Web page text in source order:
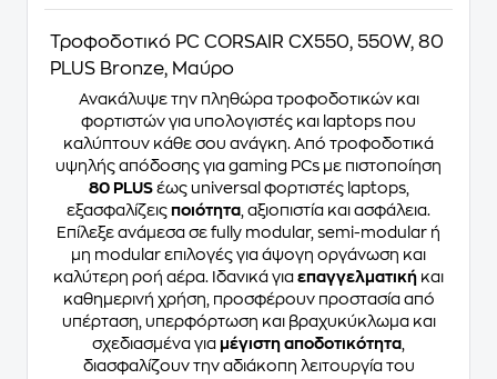
Τροφοδοτικό PC CORSAIR CX550, 550W, 80
PLUS Bronze, Μαύρο
Ανακάλυψε την πληθώρα τροφοδοτικών και
φορτιστών για υπολογιστές και laptops που
καλύπτουν κάθε σου ανάγκη. Από τροφοδοτικά
υψηλής απόδοσης για gaming PCs με πιστοποίηση
80 PLUSέως universal φορτιστές laptops,
εξασφαλίζεις ποιότητα , αξιοπιστία και ασφάλεια.
Επίλεξε ανάμεσα σε fully modular, semi-modular ή
μη modular επιλογές για άψογη οργάνωση και
καλύτερη ροή αέρα. Ιδανικά για επαγγελματική και
καθημερινή χρήση, προσφέρουν προστασία από
υπέρταση, υπερφόρτωση και βραχυκύκλωμα και
σχεδιασμένα για μέγιστη αποδοτικότητα
διασφαλίζουν την αδιάκοπη λειτουργία του